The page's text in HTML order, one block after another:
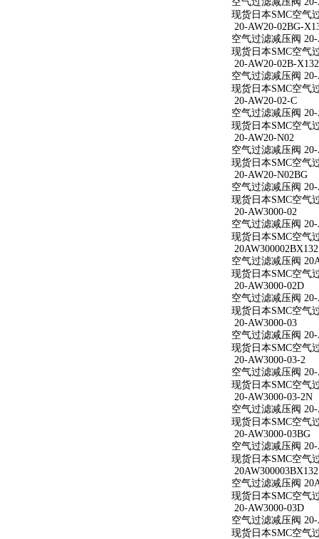
现货日本SMC空气
20-AW20-02BG-
空气过滤减压阀
现货日本SMC空气
20-AW20-02B-X132
空气过滤减压阀
现货日本SMC空气
20-AW20-02-C
空气过滤减压阀 20-
现货日本SMC空气
20-AW20-N02
空气过滤减压阀
现货日本SMC空气
20-AW20-N02BG
空气过滤减压阀
现货日本SMC空气
20-AW3000-02
空气过滤减压阀 20-
现货日本SMC空气
20AW300002BX132
空气过滤减压阀
现货日本SMC空气
20-AW3000-02D
空气过滤减压阀 20-
现货日本SMC空气
20-AW3000-03
空气过滤减压阀 20-
现货日本SMC空气
20-AW3000-03-2
空气过滤减压阀 20-
现货日本SMC空气
20-AW3000-03-2N
空气过滤减压阀
现货日本SMC空气
20-AW3000-03BG
空气过滤减压阀 20-
现货日本SMC空气
20AW300003BX132
空气过滤减压阀
现货日本SMC空气
20-AW3000-03D
空气过滤减压阀 20-
现货日本SMC空气